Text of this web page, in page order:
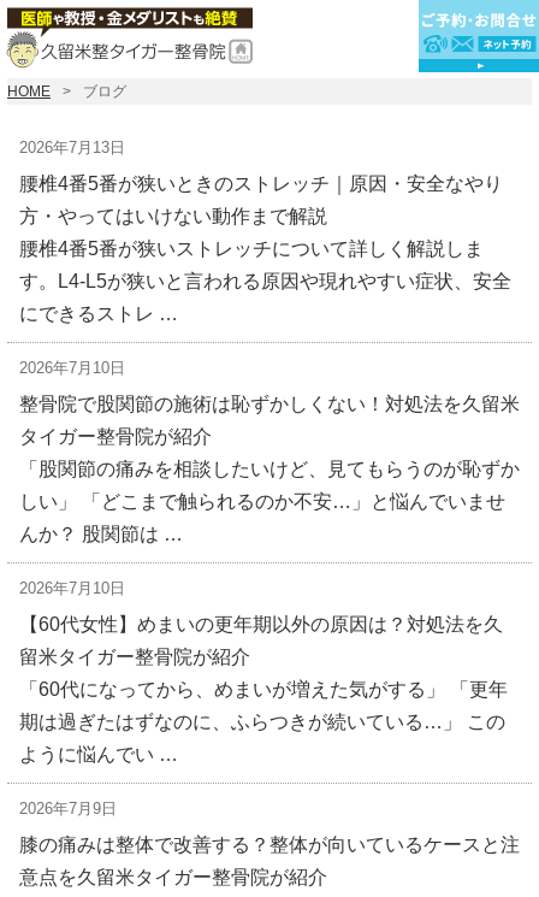
HOME ブログ
2026年7月13日
腰椎4番5番が狭いときのストレッチ｜原因・安全なやり
方・やってはいけない動作まで解説
腰椎4番5番が狭いストレッチについて詳しく解説しま
す。L4-L5が狭いと言われる原因や現れやすい症状、安全
にできるストレ …
2026年7月10日
整骨院で股関節の施術は恥ずかしくない！対処法を久留米
タイガー整骨院が紹介
「股関節の痛みを相談したいけど、見てもらうのが恥ずか
しい」 「どこまで触られるのか不安…」と悩んでいませ
んか？ 股関節は …
2026年7月10日
【60代女性】めまいの更年期以外の原因は？対処法を久
留米タイガー整骨院が紹介
「60代になってから、めまいが増えた気がする」 「更年
期は過ぎたはずなのに、ふらつきが続いている…」 この
ように悩んでい …
2026年7月9日
膝の痛みは整体で改善する？整体が向いているケースと注
意点を久留米タイガー整骨院が紹介